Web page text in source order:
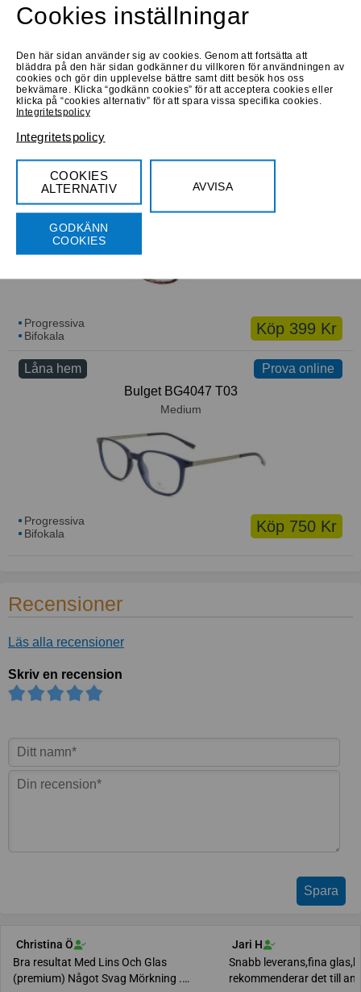
Medium
Bifokala
Låna hem
North Optika 4482
Medium
Köp 399 Kr
Progressiva
Bifokala
Prova online
Prova online
Låna hem
Bulget BG4047 T03
Medium
Köp 750 Kr
Progressiva
Bifokala
Recensioner
Läs alla recensioner
Skriv en recension
Cookies inställningar
Den här sidan använder sig av cookies. Genom att fortsätta att
bläddra på den här sidan godkänner du villkoren för användningen av
cookies och gör din upplevelse bättre samt ditt besök hos oss
bekvämare. Klicka “godkänn cookies” för att acceptera cookies eller
klicka på “cookies alternativ” för att spara vissa specifika cookies.
Integritetspolicy
Integritetspolicy
COOKIES
ALTERNATIV
AVVISA
GODKÄNN
COOKIES